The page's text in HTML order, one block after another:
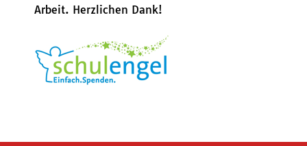
Arbeit. Herzlichen Dank!